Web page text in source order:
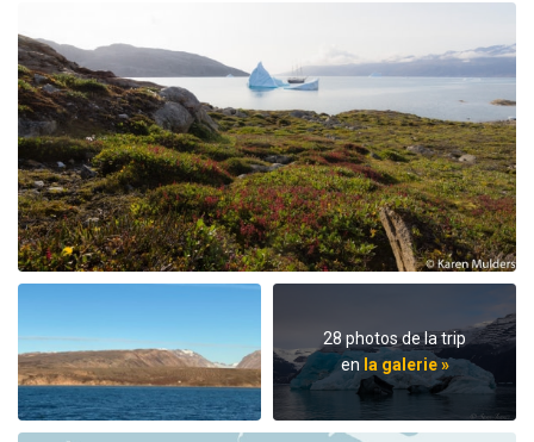
28 photos de la trip
en la galerie »